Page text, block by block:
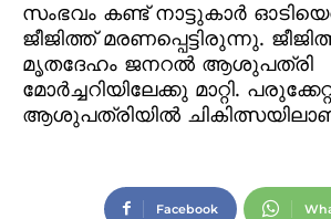
സംഭവം കണ്ട് നാട്ടുകാര്‍
ജീജിത്ത് മരണപ്പെട്ടിരുന്നു.
മൃതദേഹം ജനറല്‍ ആശുപത്രി
മോര്‍ച്ചറിയിലേക്കു മാറ്റി.
ആശുപത്രിയില്‍
Facebook